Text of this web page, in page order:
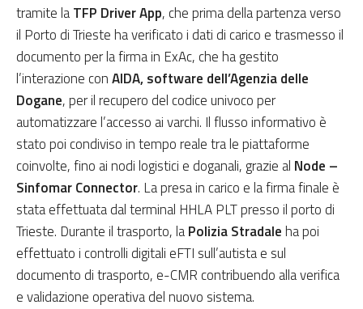
tramite laTFP Driver App, che prima della partenza verso
il Porto di Trieste ha verificato i dati di carico e trasmesso il
documento per la firma in ExAc, che ha gestito
l’interazione conAIDA, software dell’Agenzia delle
Dogane, per il recupero del codice univoco per
automatizzare l’accesso ai varchi. Il flusso informativo è
stato poi condiviso in tempo reale tra le piattaforme
coinvolte, fino ai nodi logistici e doganali, grazie al Node –
Sinfomar Connector. La presa in carico e la firma finale è
stata effettuata dal terminal HHLA PLT presso il porto di
Trieste. Durante il trasporto, laPolizia Stradaleha poi
effettuato i controlli digitali eFTI sull’autista e sul
documento di trasporto, e-CMR contribuendo alla verifica
e validazione operativa del nuovo sistema.